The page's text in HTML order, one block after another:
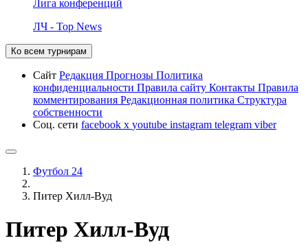
Лига конференций
ЛЧ - Top News
Ко всем турнирам
Сайт Редакция Прогнозы Политика
конфиденциальности Правила сайту Контакты Правила
комментирования Редакционная политика Структура
собственности
Соц. сети facebook x youtube instagram telegram viber
Футбол 24
Питер Хилл-Вуд
Питер Хилл-Вуд